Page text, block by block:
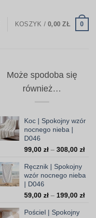
KOSZYK /0,00ZŁ 0
Może spodoba się
również…
Koc | Spokojny wzór
nocnego nieba |
D046
99,00 zł – 308,00 zł
Ręcznik | Spokojny
wzór nocnego nieba
| D046
59,00 zł – 199,00 zł
Pościel | Spokojny